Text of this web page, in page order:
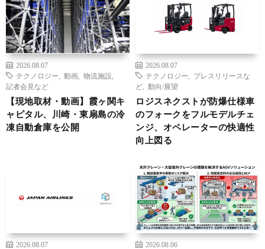
2026.08.07
テクノロジー
動画 物流施設
記者会見など
【現地取材・動画】霞ヶ関キ
ャピタル、川崎・東扇島の冷
凍自動倉庫を公開
2026.08.07
テクノロジー
プレスリリースな
ど
動向/展望
ロジスネクストが防爆仕様車
のフォークをフルモデルチェ
ンジ、オペレーターの快適性
向上図る
2026.08.07
2026.08.06